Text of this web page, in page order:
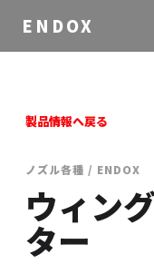
ENDOX
製品情報へ戻る
ノズル各種 / ENDOX
ウィン
ター